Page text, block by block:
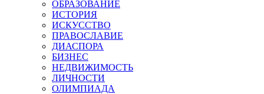
ОБРАЗОВАНИЕ
ИСТОРИЯ
ИСКУССТВО
ПРАВОСЛАВИЕ
ДИАСПОРА
БИЗНЕС
НЕДВИЖИМОСТЬ
ЛИЧНОСТИ
ОЛИМПИАДА